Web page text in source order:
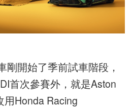
剛開始了季前試車階段，
首次參賽外，就是Aston
Honda Racing